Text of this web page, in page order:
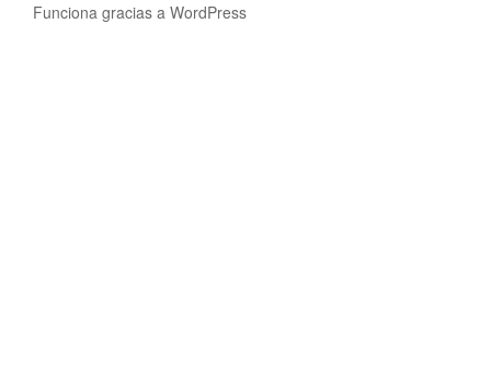
Funciona gracias a WordPress